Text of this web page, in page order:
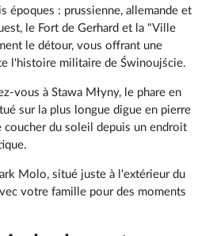
époques : prussienne, allemande et
le Fort de Gerhard et la "Ville
le détour, vous offrant une
l'histoire militaire de Świnoujście.
vous à Stawa Młyny, le phare en
sur la plus longue digue en pierre
coucher du soleil depuis un endroit
Molo, situé juste à l'extérieur du
votre famille pour des moments